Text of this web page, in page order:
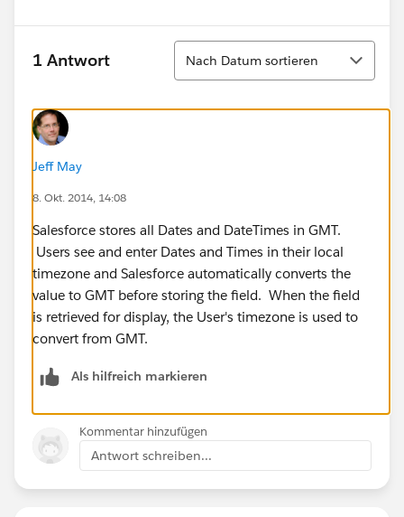
1 Antwort
Sortieren
Nach Datum sortieren
Jeff May
8. Okt. 2014, 14:08
Salesforce stores all Dates and DateTimes in GMT.
Users see and enter Dates and Times in their local
timezone and Salesforce automatically converts the
value to GMT before storing the field. When the field
is retrieved for display, the User's timezone is used to
convert from GMT.
Als hilfreich markieren
Kommentar hinzufügen
Antwort schreiben...